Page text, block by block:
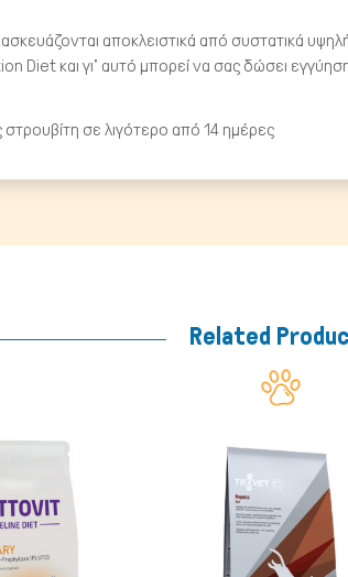
αποκλειστικά από συστατικά
Diet και γι' αυτό μπορεί να σας δώσει
στρουβίτη σε λιγότερο από 14 ημέρες
Related